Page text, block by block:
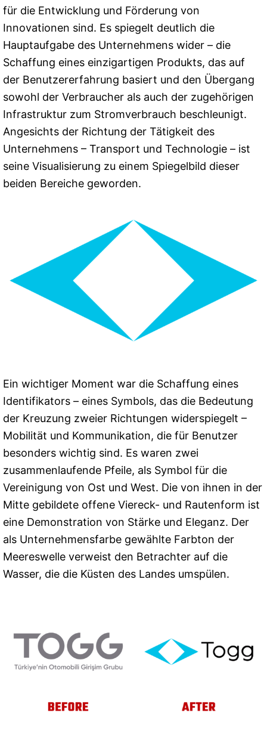
für die Entwicklung und Förderung von
Innovationen sind. Es spiegelt deutlich die
Hauptaufgabe des Unternehmens wider – die
Schaffung eines einzigartigen Produkts, das auf
der Benutzererfahrung basiert und den Übergang
sowohl der Verbraucher als auch der zugehörigen
Infrastruktur zum Stromverbrauch beschleunigt.
Angesichts der Richtung der Tätigkeit des
Unternehmens – Transport und Technologie – ist
seine Visualisierung zu einem Spiegelbild dieser
beiden Bereiche geworden.
Ein wichtiger Moment war die Schaffung eines
Identifikators – eines Symbols, das die Bedeutung
der Kreuzung zweier Richtungen widerspiegelt –
Mobilität und Kommunikation, die für Benutzer
besonders wichtig sind. Es waren zwei
zusammenlaufende Pfeile, als Symbol für die
Vereinigung von Ost und West. Die von ihnen in der
Mitte gebildete offene Viereck- und Rautenform ist
eine Demonstration von Stärke und Eleganz. Der
als Unternehmensfarbe gewählte Farbton der
Meereswelle verweist den Betrachter auf die
Wasser, die die Küsten des Landes umspülen.